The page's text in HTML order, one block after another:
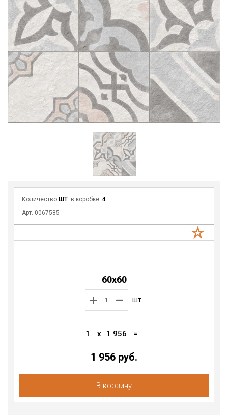
Количество ШТ . в коробке: 4
Арт. 0067585
60x60
шт.
1 x 1 956 =
1 956 руб.
В корзину